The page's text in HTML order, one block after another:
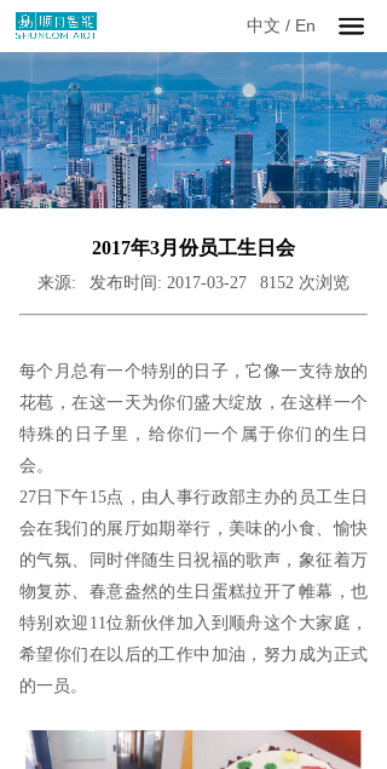
中文 / En
2017年3月份员工生日会
来源: 发布时间: 2017-03-27 8152 次浏览
每个月总有一个特别的日子，它像一支待放的
花苞，在这一天为你们盛大绽放，在这样一个
特殊的日子里，给你们一个属于你们的生日
会。
27日下午15点，由人事行政部主办的员工生日
会在我们的展厅如期举行，美味的小食、愉快
的气氛、同时伴随生日祝福的歌声，象征着万
物复苏、春意盎然的生日蛋糕拉开了帷幕，也
特别欢迎11位新伙伴加入到顺舟这个大家庭，
希望你们在以后的工作中加油，努力成为正式
的一员。